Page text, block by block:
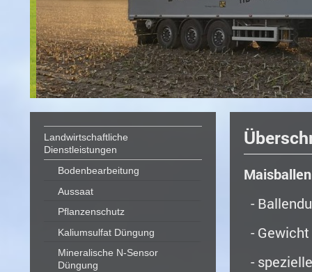
-
-
-
Landwirtschaftliche
Dienstleistungen
Bodenbearbeitung
Aussaat
Pflanzenschutz
Kaliumsulfat Düngung
Mineralische N-Sensor
Düngung